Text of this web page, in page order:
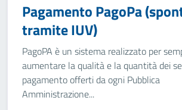
Pagamento PagoPa
tramite IUV)
PagoPA è un sistema realizzato per
aumentare la qualità e la quantità dei
pagamento offerti da ogni Pubblica
Amministrazione...